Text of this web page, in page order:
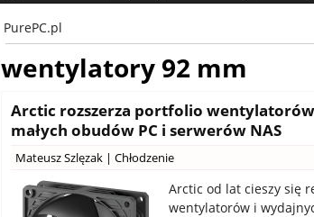
PurePC.pl
wentylatory 92 mm
Arctic rozszerza portfolio
małych obudów PC i serwerów NAS
Mateusz Szlęzak | Chłodzenie
Arctic od lat cieszy się
wentylatorów i